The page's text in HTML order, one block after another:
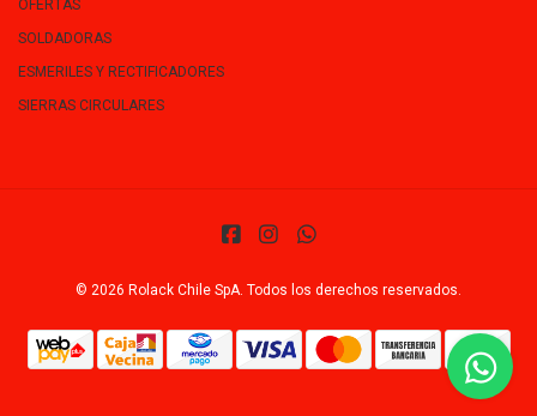
OFERTAS
SOLDADORAS
ESMERILES Y RECTIFICADORES
SIERRAS CIRCULARES
© 2026 Rolack Chile SpA. Todos los derechos reservados.